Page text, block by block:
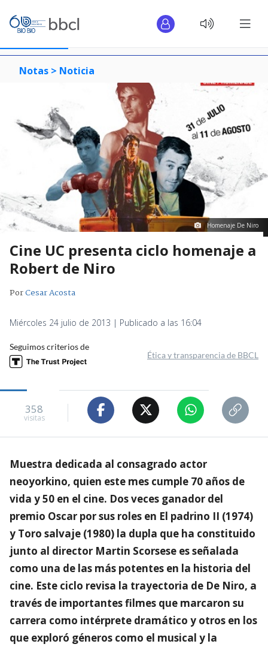
Notas > Noticia
Homenaje De Niro
Cine UC presenta ciclo homenaje a
Robert de Niro
PorCesar Acosta
Miércoles 24 julio de 2013 | Publicado a las 16:04
Seguimos criterios de
Ética y transparencia de BBCL
358
visitas
Muestra dedicada al consagrado actor
neoyorkino, quien este mes cumple 70 años de
vida y 50 en el cine. Dos veces ganador del
premio Oscar por sus roles en El padrino II (1974)
y Toro salvaje (1980) la dupla que ha constituido
junto al director Martin Scorsese es señalada
como una de las más potentes en la historia del
cine. Este ciclo revisa la trayectoria de De Niro, a
través de importantes filmes que marcaron su
carrera como intérprete dramático y otros en los
que exploró géneros como el musical y la